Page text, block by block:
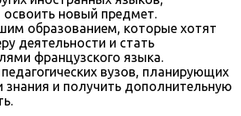
новый предмет.
образованием, которые хотят
деятельности и стать
французского языка.
вузов, планирующих
знания и получить дополнительную